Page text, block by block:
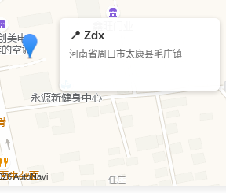
📍 Zdx
河南省周口市太康县毛庄镇
AutoNavi